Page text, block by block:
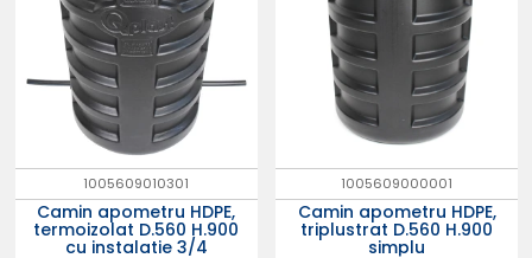
1005609010301
Camin apometru HDPE,
termoizolat D.560 H.900
cu instalatie 3/4
1005609000001
Camin apometru HDPE,
triplustrat D.560 H.900
simplu